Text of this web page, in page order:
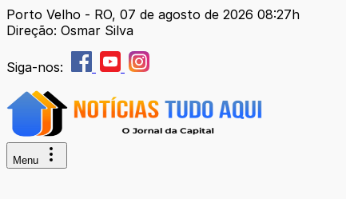
Porto Velho - RO, 07 de agosto de 2026 08:27h
Direção: Osmar Silva
Siga-nos:
Menu